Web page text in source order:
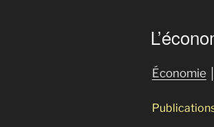
Économie